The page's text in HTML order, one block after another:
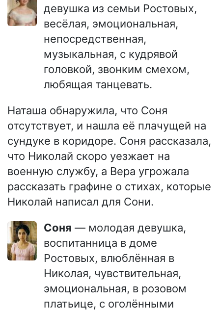
девушка из семьи Ростовых,
весёлая, эмоциональная,
непосредственная,
музыкальная, с кудрявой
головкой, звонким смехом,
любящая танцевать.
Наташа обнаружила, что Соня
отсутствует, и нашла её плачущей на
сундуке в коридоре. Соня рассказала,
что Николай скоро уезжает на
военную службу, а Вера угрожала
рассказать графине о стихах, которые
Николай написал для Сони.
Соня — молодая девушка,
воспитанница в доме
Ростовых, влюблённая в
Николая, чувствительная,
эмоциональная, в розовом
платьице, с оголёнными